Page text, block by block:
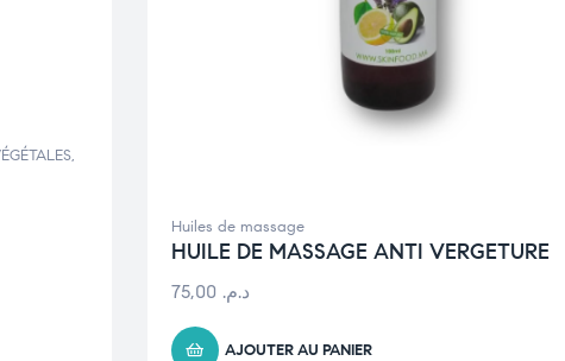
,
Huiles de massage
HUILE DE MASSAGE ANTI VERGETURE
د.م.
AJOUTER AU PANIER